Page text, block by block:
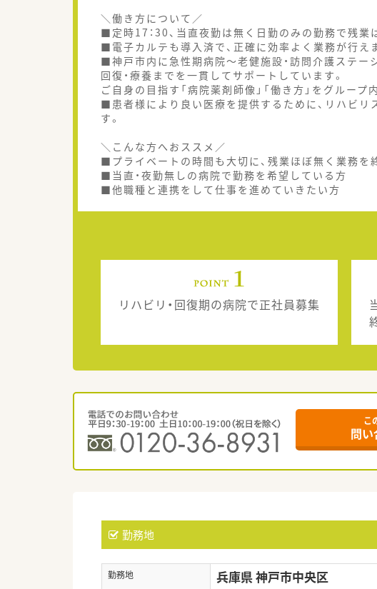
＼働き方について／
■定時17：30、当直夜勤は無く日勤のみの勤務で残業
■電子カルテも導入済で、正確に効率よく業務が行え
■神戸市内に急性期病院～老健施設・訪問介護ステー
回復・療養までを一貫してサポートしています。
ご自身の目指す「病院薬剤師像」「働き方」をグルー
■患者様により良い医療を提供するために、リハビリ
す。
＼こんな方へおススメ／
■プライベートの時間も大切に、残業ほぼ無く業務を
■当直・夜勤無しの病院で勤務を希望している方
■他職種と連携をして仕事を進めていきたい方
リハビリ・回復期の病院で正社員募集
こ
問い
勤務地
勤務地 兵庫県 神戸市中央区